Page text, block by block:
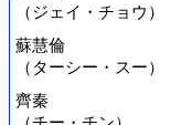
（ジェイ・チョウ）
蘇慧倫
（ターシー・スー）
齊秦